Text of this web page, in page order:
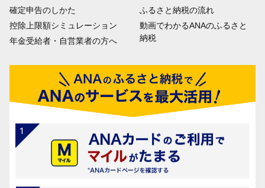
確定申告のしかた
控除上限額シミュレーション
年金受給者・自営業者の方へ
ふるさと納税の流れ
動画でわかるANAのふるさと
納税